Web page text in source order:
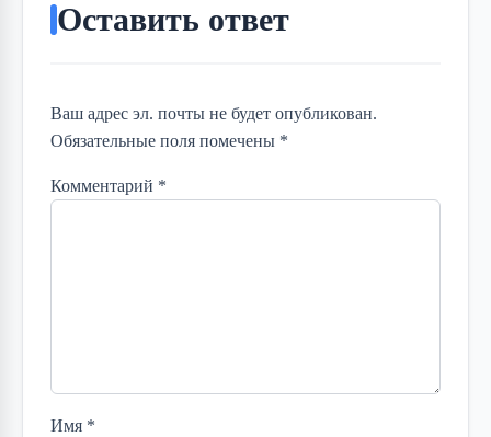
Оставить ответ
Ваш адрес эл. почты не будет опубликован.
Обязательные поля помечены *
Комментарий *
Имя *